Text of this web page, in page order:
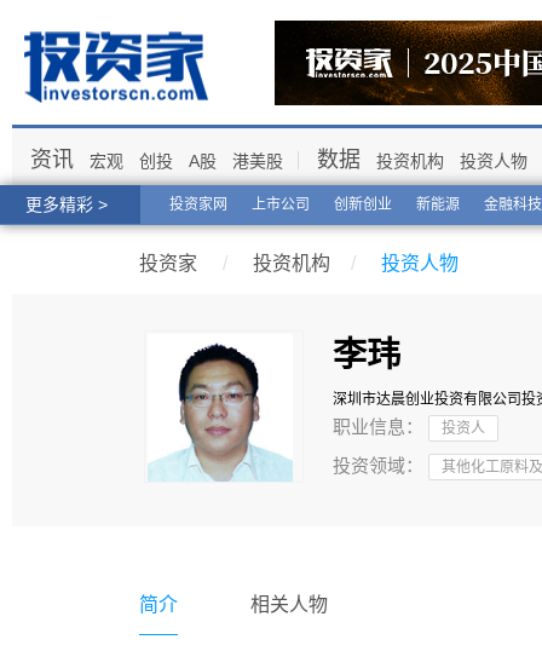
更多精彩 > 投资家网 上市公司 创新创业 新能源 金融科技
资讯 宏观 创投 A股 港美股 数据 投资机构 投资人物
投资家 / 投资机构 / 投资人物
李玮
深圳市达晨创业投资有限公司 投
职业信息： 投资人
投资领域： 其他化工原料
简介 相关人物